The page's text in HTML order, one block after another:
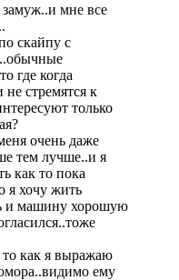
мне все
скайпу с
где когда
не стремятся к
только
очень даже
тем лучше..и я
как то пока
я хочу жить
и машину хорошую
то как я выражаю
ему